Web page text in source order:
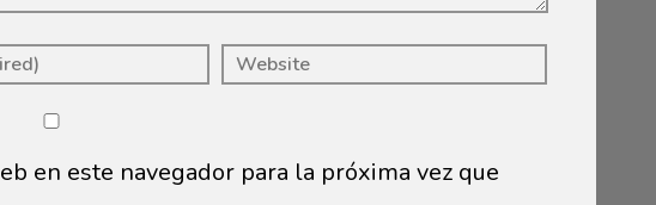
en este navegador para la próxima vez que